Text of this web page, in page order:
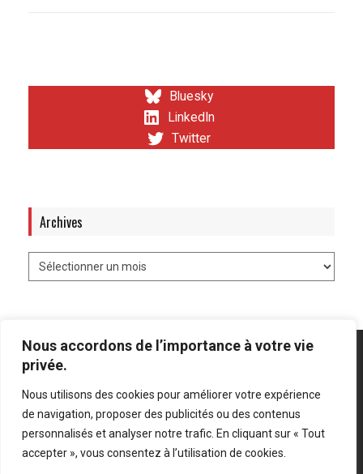
Nous accordons de l’importance à votre vie
privée.
Nous utilisons des cookies pour améliorer votre expérience
de navigation, proposer des publicités ou des contenus
personnalisés et analyser notre trafic. En cliquant sur « Tout
accepter », vous consentez à l’utilisation de cookies.
Bluesky
LinkedIn
Twitter
Archives
Mentions légales Politique de confidentialité
Bluesky
LinkedIn
Twitter